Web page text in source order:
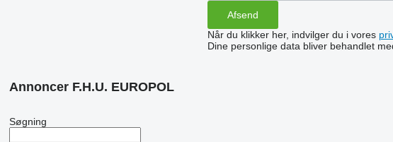
Når du klikker her, indvilger du i vores
Dine personlige data bliver behandlet
Annoncer F.H.U. EUROPOL
Søgning